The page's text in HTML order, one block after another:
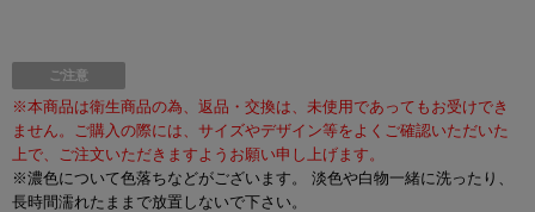
ご注意
※本商品は衛生商品の為、返品・交換は、未使用であってもお受けでき
ません。ご購入の際には、サイズやデザイン等をよくご確認いただいた
上で、ご注文いただきますようお願い申し上げます。
※濃色について色落ちなどがございます。 淡色や白物一緒に洗ったり、
長時間濡れたままで放置しないで下さい。